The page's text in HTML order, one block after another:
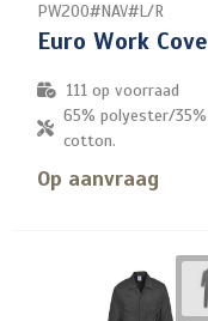
PW200#NAV#L/R
Euro Work
111op voorraad
65% polyester/35%
cotton.
Op aanvraag